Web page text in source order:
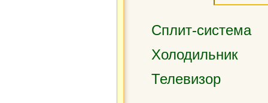
Сплит-система
Холодильник
Телевизор